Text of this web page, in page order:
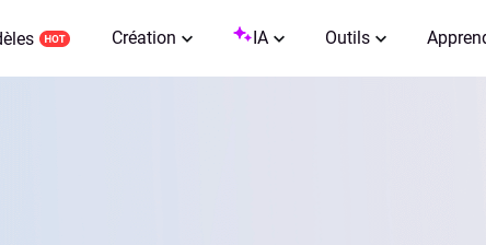
Création IA Outils